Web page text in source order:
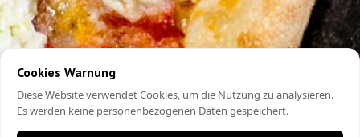
Cookies Warnung
Diese Website verwendet Cookies, um die Nutzung zu analysieren.
Es werden keine personenbezogenen Daten gespeichert.